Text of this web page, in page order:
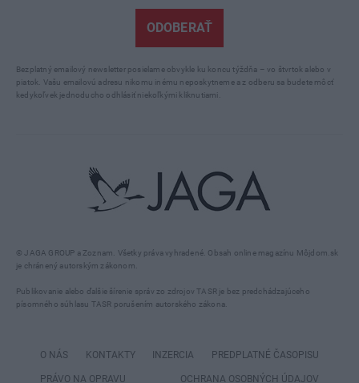
© JAGA GROUP a Zoznam. Všetky práva vyhradené. Obsah online magazínu Môjdom.sk
je chránený autorským zákonom.
Publikovanie alebo ďalšie šírenie správ zo zdrojov TASR je bez predchádzajúceho
písomného súhlasu TASR porušením autorského zákona.
ODOBERAŤ
Bezplatný emailový newsletter posielame obvykle ku koncu týždňa – vo štvrtok alebo v
piatok. Vašu emailovú adresu nikomu inému neposkytneme a z odberu sa budete môcť
kedykoľvek jednoducho odhlásiť niekoľkými kliknutiami.
O NÁS KONTAKTY INZERCIA PREDPLATNÉ ČASOPISU
PRÁVO NA OPRAVU OCHRANA OSOBNÝCH ÚDAJOV